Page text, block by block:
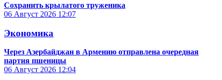
Сохранить крылатого труженика
06 Август 2026 12:07
Экономика
Через Азербайджан в Армению отправлена очередная
партия пшеницы
06 Август 2026 12:04